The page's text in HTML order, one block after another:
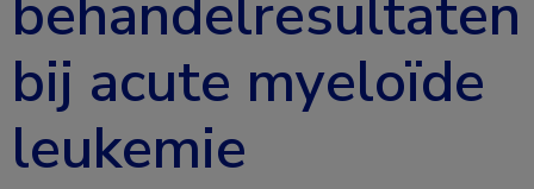
bij acute myeloïde
leukemie